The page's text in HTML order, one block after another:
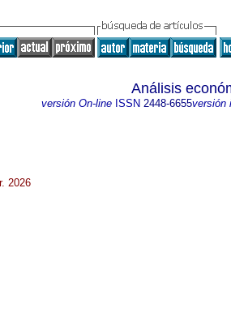
Análisis
versión On-lineISSN 2448-6655versión
2026